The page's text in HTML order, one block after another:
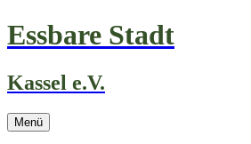
Zum
Inhalt
Essbare Stadt
Kassel e.V.
Menü